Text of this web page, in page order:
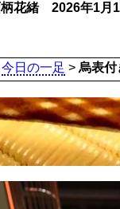
柄花緒 2026年1
今日の一足 > 烏表